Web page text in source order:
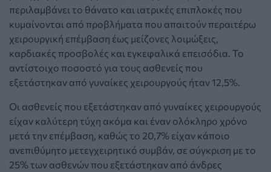
περιλαμβάνει το θάνατο και ιατρικές επιπλοκές που
κυμαίνονται από προβλήματα που απαιτούν περαιτέρω
χειρουργική επέμβαση έως μείζονες λοιμώξεις,
καρδιακές προσβολές και εγκεφαλικά επεισόδια. Το
αντίστοιχο ποσοστό για τους ασθενείς που
εξετάστηκαν από γυναίκες χειρουργούς ήταν 12,5%.
Οι ασθενείς που εξετάστηκαν από γυναίκες χειρουργούς
είχαν καλύτερη τύχη ακόμα και έναν ολόκληρο χρόνο
μετά την επέμβαση, καθώς το 20,7% είχαν κάποιο
ανεπιθύμητο μετεγχειρητικό συμβάν, σε σύγκριση με το
25% των ασθενών που εξετάστηκαν από άνδρες